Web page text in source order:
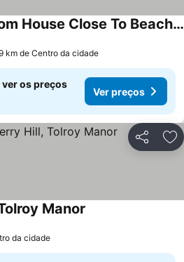
Detached 4-Bedroom House Close To Beach And Town With Beautiful Private Garden.
km de Centro da cidade
ver os preços
Ver preços
Partilhar
Manor
da cidade